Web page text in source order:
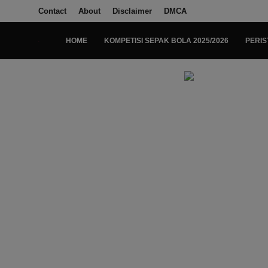
Contact About Disclaimer DMCA
HOME KOMPETISI SEPAK BOLA 2025/2026